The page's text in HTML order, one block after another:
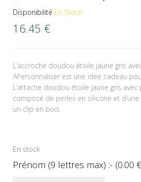
Disponibilité En Stock
16.45 €
L’accroche doudou étoile jaune gris
APersonnaliser est une idée cadeau
L’attache doudou étoile jaune gris
composé de perles en silicone et d’une
un clip en bois.
En stock
Prénom (9 lettres max) :- (0.00